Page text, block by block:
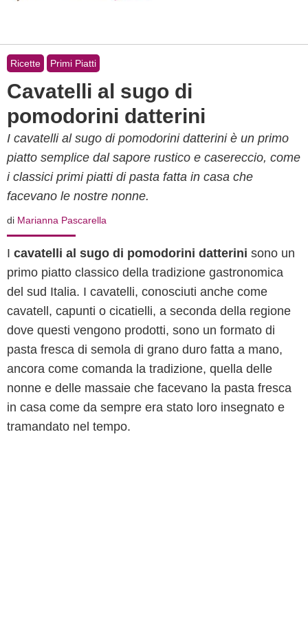
Ricette Primi Piatti
Cavatelli al sugo di
pomodorini datterini
I cavatelli al sugo di pomodorini datterini è un primo
piatto semplice dal sapore rustico e casereccio, come
i classici primi piatti di pasta fatta in casa che
facevano le nostre nonne.
di Marianna Pascarella
I cavatelli al sugo di pomodorini datterini sono un
primo piatto classico della tradizione gastronomica
del sud Italia. I cavatelli, conosciuti anche come
cavatell, capunti o cicatielli, a seconda della regione
dove questi vengono prodotti, sono un formato di
pasta fresca di semola di grano duro fatta a mano,
ancora come comanda la tradizione, quella delle
nonne e delle massaie che facevano la pasta fresca
in casa come da sempre era stato loro insegnato e
tramandato nel tempo.